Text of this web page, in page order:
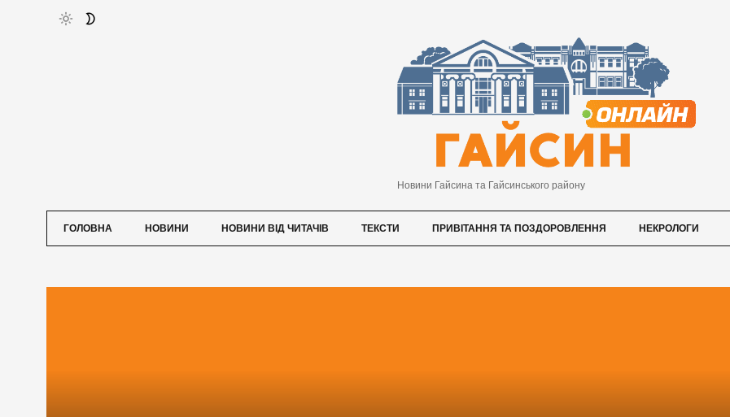
Новини Гайсина та Гайсинського району
ГОЛОВНА НОВИНИ НОВИНИ ВІД ЧИТАЧІВ ТЕКСТИ ПРИВІТАННЯ ТА ПОЗДОРОВЛЕННЯ НЕКРОЛОГИ